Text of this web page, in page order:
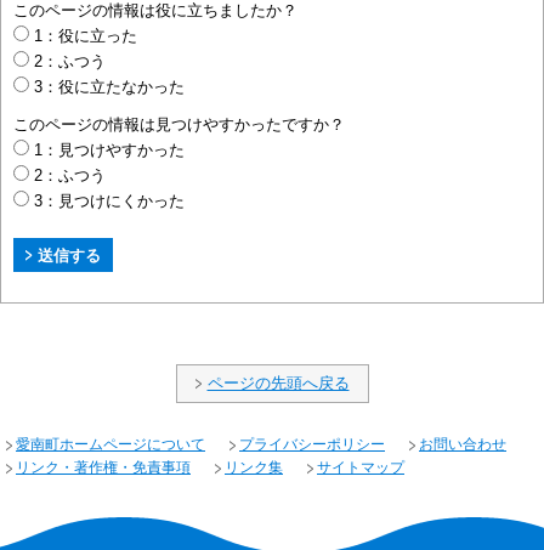
このページの情報は役に立ちましたか？
1：役に立った
2：ふつう
3：役に立たなかった
このページの情報は見つけやすかったですか？
1：見つけやすかった
2：ふつう
3：見つけにくかった
ページの先頭へ戻る
愛南町ホームページについて プライバシーポリシー
お問い合わせ
リンク・著作権・免責事項
リンク集 サイトマップ